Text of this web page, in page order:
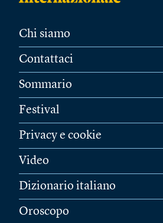
Chi siamo
Contattaci
Sommario
Festival
Privacy e cookie
Video
Dizionario italiano
Oroscopo